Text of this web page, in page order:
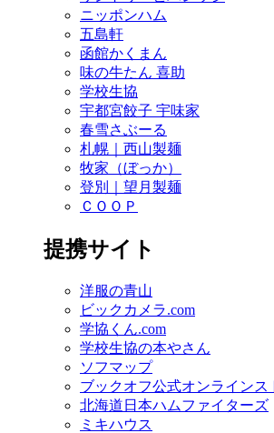
ニッポンハム
五島軒
函館かくまん
味の牛たん 喜助
学校生協
宇都宮餃子 宇味家
春雪さぶーる
札幌｜西山製麺
牧家（ぼっか）
登別｜望月製麺
ＣＯＯＰ
提携サイト
洋服の青山
ビックカメラ.com
学協くん.com
学校生協の本やさん
ソフマップ
ブックオフ公式オンラインス
北海道日本ハムファイターズ
ミキハウス